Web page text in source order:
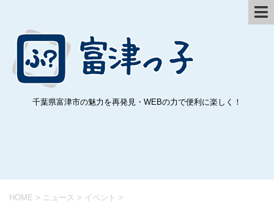
千葉県富津市の魅力を再発見・WEBの力で便利に楽しく！
HOME > ニュース > イベント >